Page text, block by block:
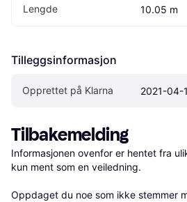
Lengde 10.05 m
Tilleggsinformasjon
Opprettet på Klarna 2021-04-
Tilbakemelding
Informasjonen ovenfor er hentet fra
kun ment som en veiledning.
Oppdaget du noe som ikke stemmer